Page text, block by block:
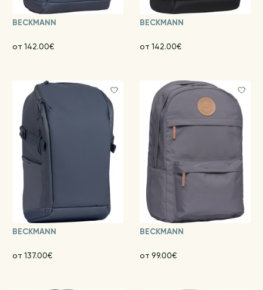
BECKMANN
от 142.00€
BECKMANN
от 142.00€
BECKMANN
от 137.00€
BECKMANN
от 99.00€